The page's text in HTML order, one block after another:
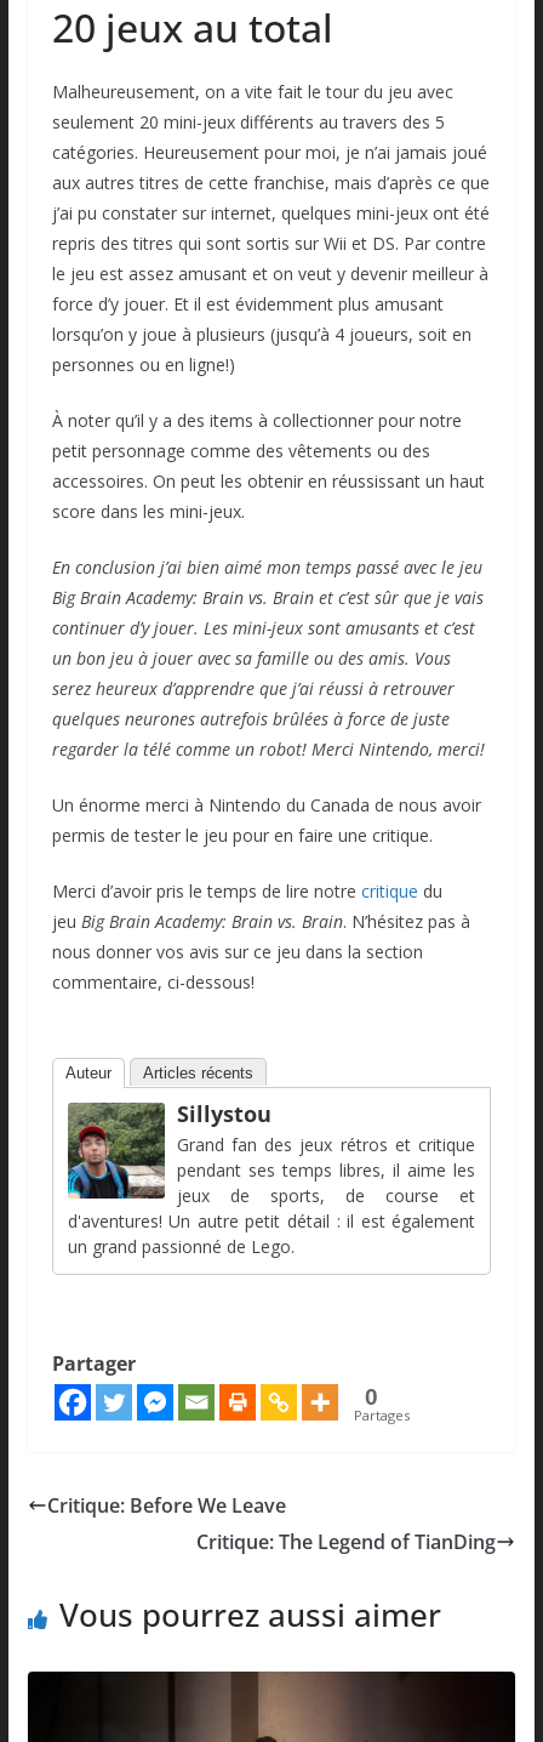
20 jeux au total
Malheureusement, on a vite fait le tour du jeu avec
seulement 20 mini-jeux différents au travers des 5
catégories. Heureusement pour moi, je n’ai jamais joué
aux autres titres de cette franchise, mais d’après ce que
j’ai pu constater sur internet, quelques mini-jeux ont été
repris des titres qui sont sortis sur Wii et DS. Par contre
le jeu est assez amusant et on veut y devenir meilleur à
force d’y jouer. Et il est évidemment plus amusant
lorsqu’on y joue à plusieurs (jusqu’à 4 joueurs, soit en
personnes ou en ligne!)
À noter qu’il y a des items à collectionner pour notre
petit personnage comme des vêtements ou des
accessoires. On peut les obtenir en réussissant un haut
score dans les mini-jeux.
En conclusion j’ai bien aimé mon temps passé avec le jeu
Big Brain Academy: Brain vs. Brainet c’est sûr que je vais
continuer d’y jouer. Les mini-jeux sont amusants et c’est
un bon jeu à jouer avec sa famille ou des amis. Vous
serez heureux d’apprendre que j’ai réussi à retrouver
quelques neurones autrefois brûlées à force de juste
regarder la télé comme un robot! Merci Nintendo, merci!
Un énorme merci à Nintendo du Canada de nous avoir
permis de tester le jeu pour en faire une critique.
Merci d’avoir pris le temps de lire notre critique du
jeu Big Brain Academy: Brain vs. Brain. N’hésitez pas à
nous donner vos avis sur ce jeu dans la section
commentaire, ci-dessous!
Auteur Articles récents
Sillystou
Grand fan des jeux rétros et critique
pendant ses temps libres, il aime les
jeux de sports, de course et
d'aventures! Un autre petit détail : il est également
un grand passionné de Lego.
Partager
0
Partages
Critique: Before We Leave
Critique: The Legend of TianDing
Vous pourrez aussi aimer